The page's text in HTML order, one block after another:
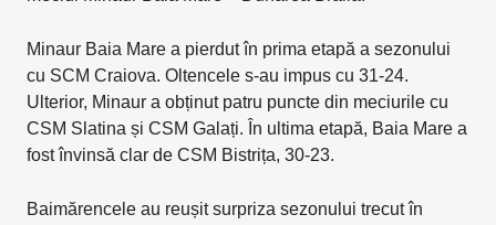
Minaur Baia Mare a pierdut în prima etapă a sezonului
cu SCM Craiova. Oltencele s-au impus cu 31-24.
Ulterior, Minaur a obținut patru puncte din meciurile cu
CSM Slatina și CSM Galați. În ultima etapă, Baia Mare a
fost învinsă clar de CSM Bistrița, 30-23.
Baimărencele au reușit surpriza sezonului trecut în